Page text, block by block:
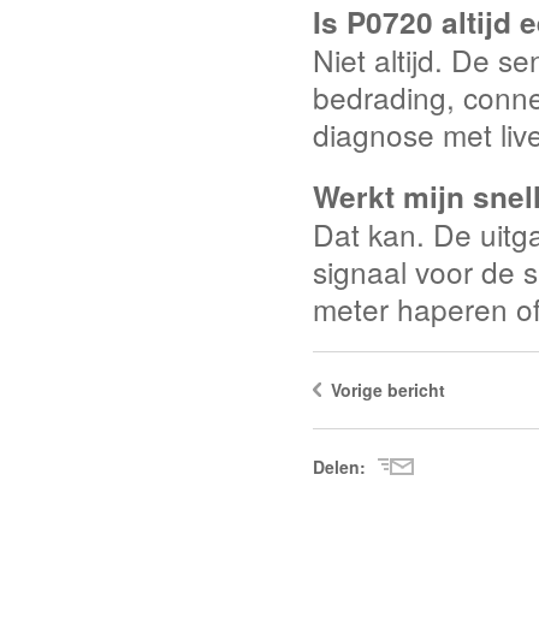
Is P0720 altijd
Niet altijd. De
bedrading,
diagnose met
Werkt mijn
Dat kan. De
signaal voor de
meter haperen
Vorige bericht
Delen: